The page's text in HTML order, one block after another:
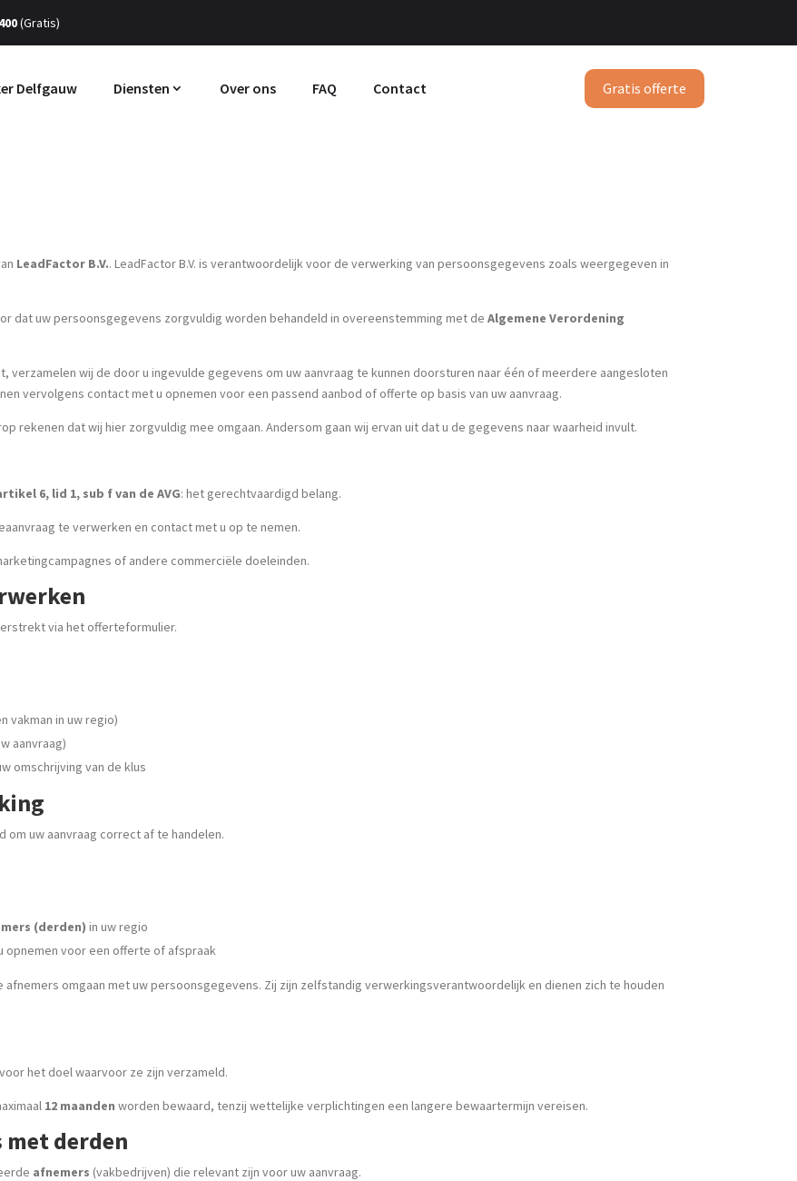
(Gratis)
Delfgauw Diensten Over ons FAQ Contact Gratis offerte
LeadFactor B.V.. LeadFactor B.V. is verantwoordelijk voor de verwerking van persoonsgegevens zoals weergegeven in
dat uw persoonsgegevens zorgvuldig worden behandeld in overeenstemming met deAlgemene Verordening
verzamelen wij de door u ingevulde gegevens om uw aanvraag te kunnen doorsturen naar één of meerdere aangesloten
vervolgens contact met u opnemen voor een passend aanbod of offerte op basis van uw aanvraag.
rekenen dat wij hier zorgvuldig mee omgaan. Andersom gaan wij ervan uit dat u de gegevens naar waarheid invult.
6, lid 1, sub f van de AVG: het gerechtvaardigd belang.
te verwerken en contact met u op te nemen.
of andere commerciële doeleinden.
via het offerteformulier.
vakman in uw regio)
aanvraag)
omschrijving van de klus
uw aanvraag correct af te handelen.
(derden) in uw regio
opnemen voor een offerte of afspraak
omgaan met uw persoonsgegevens. Zij zijn zelfstandig verwerkingsverantwoordelijk en dienen zich te houden
het doel waarvoor ze zijn verzameld.
12 maanden worden bewaard, tenzij wettelijke verplichtingen een langere bewaartermijn vereisen.
met derden
afnemers (vakbedrijven) die relevant zijn voor uw aanvraag.